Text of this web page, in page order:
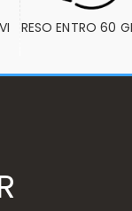
RESO ENTRO 60